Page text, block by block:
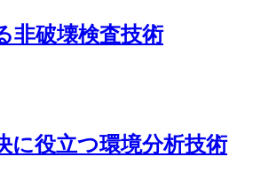
非破壊検査技術
に役立つ環境分析技術